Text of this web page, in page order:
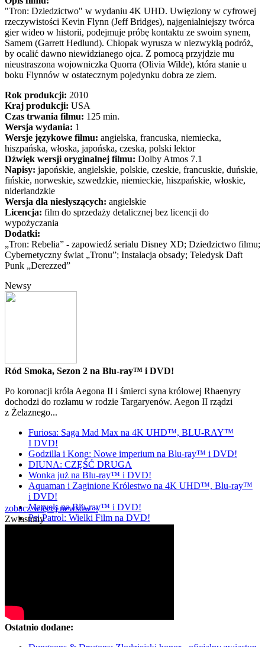
"Tron: Dziedzictwo" w wydaniu 4K UHD. Uwięziony w cyfrowej
rzeczywistości Kevin Flynn (Jeff Bridges), najgenialniejszy twórca
gier wideo w historii, podejmuje próbę kontaktu ze swoim synem,
Samem (Garrett Hedlund). Chłopak wyrusza w niezwykłą podróż,
by ocalić dawno niewidzianego ojca. Z pomocą przyjdzie mu
nieustraszona wojowniczka Quorra (Olivia Wilde), która stanie u
boku Flynnów w ostatecznym pojedynku dobra ze złem.
Rok produkcji: 2010
Kraj produkcji: USA
Czas trwania filmu: 125 min.
Wersja wydania: 1
Wersje językowe filmu: angielska, francuska, niemiecka,
hiszpańska, włoska, japońska, czeska, polski lektor
Dźwięk wersji oryginalnej filmu: Dolby Atmos 7.1
Napisy: japońskie, angielskie, polskie, czeskie, francuskie, duńskie,
fińskie, norweskie, szwedzkie, niemieckie, hiszpańskie, włoskie,
niderlandzkie
Wersja dla niesłyszących: angielskie
Licencja: film do sprzedaży detalicznej bez licencji do
wypożyczania
Dodatki:
„Tron: Rebelia” - zapowiedź serialu Disney XD; Dziedzictwo filmu;
Cybernetyczny świat „Tronu”; Instalacja obsady; Teledysk Daft
Punk „Derezzed”
Newsy
Ród Smoka, Sezon 2 na Blu-ray™ i DVD!
Po koronacji króla Aegona II i śmierci syna królowej Rhaenyry
dochodzi do rozłamu w rodzie Targaryenów. Aegon II rządzi
z Żelaznego...
Furiosa: Saga Mad Max na 4K UHD™, BLU-RAY™
I DVD!
Godzilla i Kong: Nowe imperium na Blu-ray™ i DVD!
DIUNA: CZĘŚĆ DRUGA
Wonka już na Blu-ray™ i DVD!
Aquaman i Zaginione Królestwo na 4K UHD™, Blu-ray™
i DVD!
Marvels na Blu-ray™ i DVD!
Psi Patrol: Wielki Film na DVD!
zobacz więcej newsów »
Zwiastuny
Ostatnio dodane: